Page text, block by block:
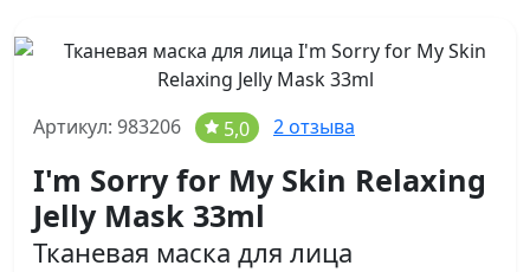
Артикул: 983206 5,0 2 отзыва
I'm Sorry for My Skin Relaxing
Jelly Mask 33ml
Тканевая маска для лица